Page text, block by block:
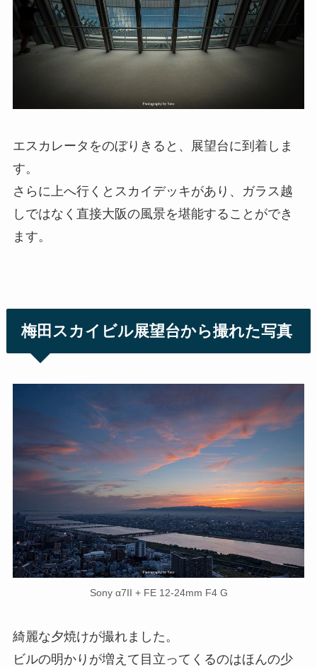
エスカレータをのぼりきると、展望台に到着しま
す。
さらに上へ行くとスカイデッキがあり、ガラス越
しではなく直接大阪の風景を堪能することができ
ます。
梅田スカイビル展望台から撮れた写真
Sony α7II + FE 12-24mm F4 G
綺麗な夕焼けが撮れました。
ビルの明かりが増えて目立ってくるのはほんの少